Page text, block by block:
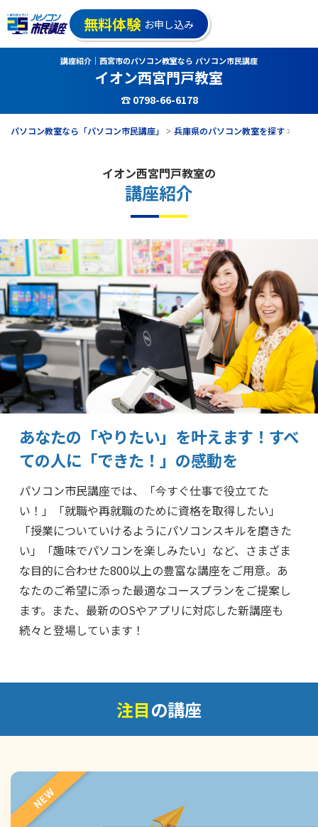
無料体験 お申し込み
講座紹介｜西宮市のパソコン教室なら パソコン市民講座
イオン西宮門戸教室
☎ 0798-66-6178
パソコン教室なら「パソコン市民講座」 兵庫県のパソコン教室を探す
イオン西宮門戸教室の
講座紹介
あなたの「やりたい」を叶えます！ すべ
ての人に「できた！」の感動を
パソコン市民講座では、「今すぐ仕事で役立てた
い！」「就職や再就職のために資格を取得したい」
「授業についていけるようにパソコンスキルを磨きた
い」「趣味でパソコンを楽しみたい」など、さまざま
な目的に合わせた800以上の豊富な講座をご用意。あ
なたのご希望に添った最適なコースプランをご提案し
ます。また、最新のOSやアプリに対応した新講座も
続々と登場しています！
注目の講座
NEW